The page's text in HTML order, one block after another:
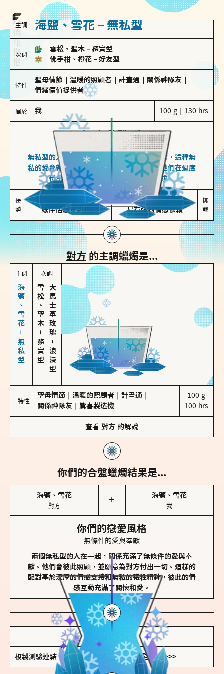
主調 海鹽、雪花－無私型
次調
雪松、聖木 － 務實型
佛手柑、橙花 － 好友型
特性
聖母情節 溫暖的照顧者 計畫通 關係神隊友
情緒價值提供者
屬於 我 100 g｜130 hrs
無私型
海鹽、雪花
無私型的人傾向用心呵護、滿足另一半的需求，這種無
私的愛會帶來緊密的關係連結，但也可能讓他們在過度
付出中迷失自我，忽略自己真正的需求。
優
勢
讓伴侶感受到關懷
較難設立界線
易有強烈情感依賴
挑
戰
對方的主調蠟燭是...
主調
海鹽、雪花－無私型
次調
雪松、聖木
－
務實型
大馬士革玫瑰
－
浪漫型
特性
聖母情節 溫暖的照顧者 計畫通
關係神隊友
驚喜製造機
100 g
100 hrs
查看 對方 的解說
你們的合盤蠟燭結果是...
海鹽、雪花
對方
＋
海鹽、雪花
我
你們的戀愛風格
無條件的愛與奉獻
兩個無私型的人在一起，關係充滿了無條件的愛與奉
獻。他們會彼此照顧，並願意為對方付出一切。這樣的
配對基於深厚的情感支持和無私的犧牲精神，彼此的情
感互動充滿了關懷和愛。
複製測驗連結 查看香氛類型全解析 >>>